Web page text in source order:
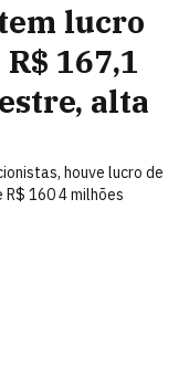
lucro
167,1
alta
houve lucro de
160 4 milhões